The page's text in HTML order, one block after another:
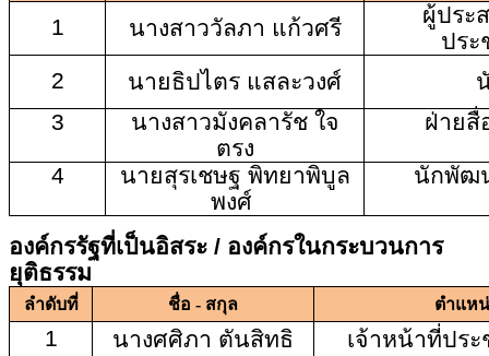
1 นางสาววัลภา แก้วศรี
ผู้ประ
ปร
2
นายธิปไตร แสละวงศ์
3
นางสาวมังคลารัช ใจ
ตรง
ฝ่ายสื่
4
นายสุรเชษฐ พิทยาพิบูล
พงศ์
นักพัฒ
องค์กรรัฐที่เป็นอิสระ / องค์กรในกระบวนการ
ยุติธรรม
ลำดับที่ ชื่อ - สกุล ตำแห
1 นางศศิภา ตันสิทธิ
เจ้าหน้าที่ปร